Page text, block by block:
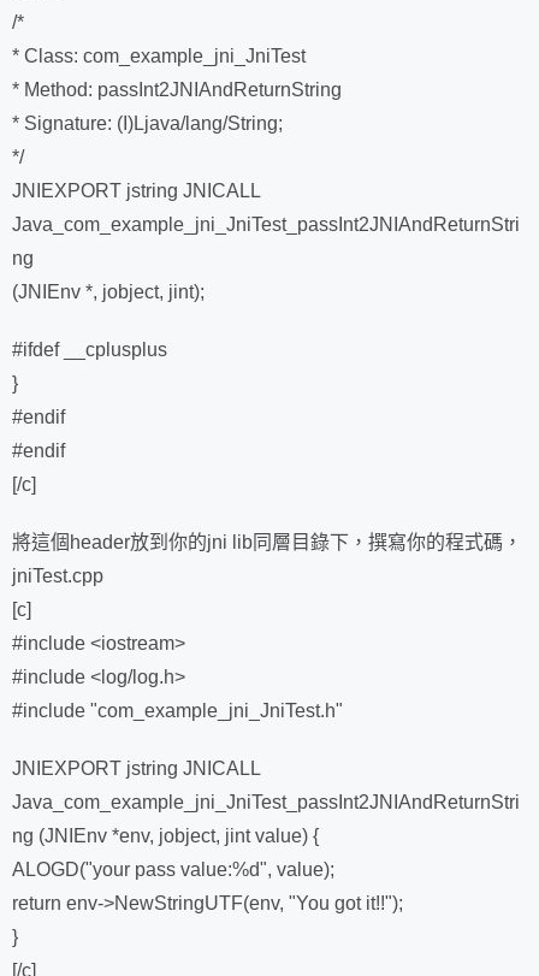
/*
* Class: com_example_jni_JniTest
* Method: passInt2JNIAndReturnString
* Signature: (I)Ljava/lang/String;
*/
JNIEXPORT jstring JNICALL
Java_com_example_jni_JniTest_passInt2JNIAndReturnStri
ng
(JNIEnv *, jobject, jint);
#ifdef __cplusplus
}
#endif
#endif
[/c]
將這個header放到你的jni lib同層目錄下，撰寫你的程式碼，
jniTest.cpp
[c]
#include <iostream>
#include <log/log.h>
#include "com_example_jni_JniTest.h"
JNIEXPORT jstring JNICALL
Java_com_example_jni_JniTest_passInt2JNIAndReturnStri
ng (JNIEnv *env, jobject, jint value) {
ALOGD("your pass value:%d", value);
return env->NewStringUTF(env, "You got it!!");
}
[/c]